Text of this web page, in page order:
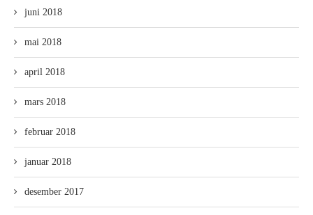
juni 2018
mai 2018
april 2018
mars 2018
februar 2018
januar 2018
desember 2017